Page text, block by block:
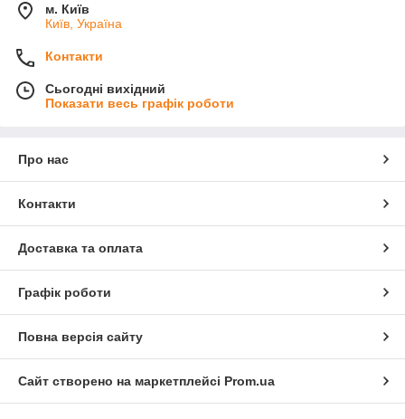
м. Київ
Київ, Україна
Контакти
Сьогодні вихідний
Показати весь графік роботи
Про нас
Контакти
Доставка та оплата
Графік роботи
Повна версія сайту
Сайт створено на маркетплейсі Prom.ua